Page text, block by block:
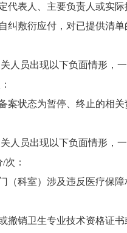
代表人、主要负责人或实
纠敷衍应付，对已提供清
人员出现以下负面情形
案状态为暂停、终止的相
人员出现以下负面情形
次：
（科室）涉及违反医疗保
撤销卫生专业技术资格证